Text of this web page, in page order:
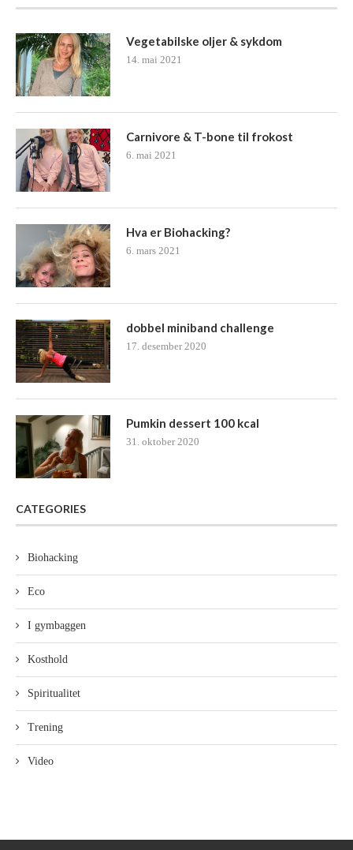
Vegetabilske oljer & sykdom
14. mai 2021
Carnivore & T-bone til frokost
6. mai 2021
Hva er Biohacking?
6. mars 2021
dobbel miniband challenge
17. desember 2020
Pumkin dessert 100 kcal
31. oktober 2020
CATEGORIES
Biohacking
Eco
I gymbaggen
Kosthold
Spiritualitet
Trening
Video